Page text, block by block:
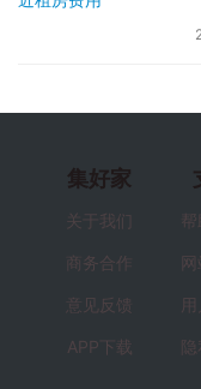
集好家
关于我们
商务合作
意见反馈
APP下载 隐